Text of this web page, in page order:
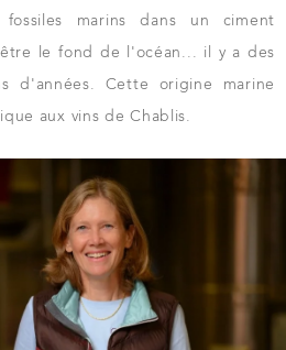
marins dans un ciment
le fond de l'océan... il y a des
d'années. Cette origine marine
aux vins de Chablis.
TÉLÉCHARGER LA FICHE